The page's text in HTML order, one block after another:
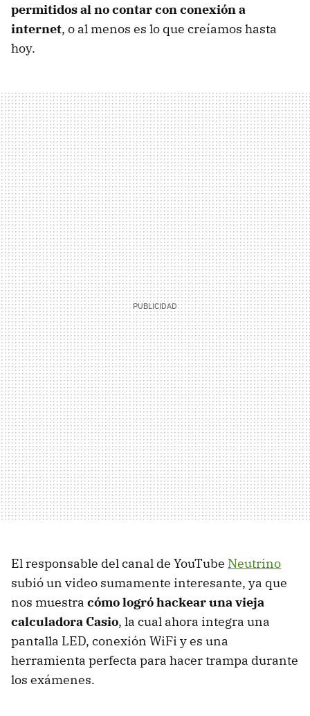
permitidos al no contar con conexión a
internet, o al menos es lo que creíamos hasta
hoy.
El responsable del canal de YouTube Neutrino
subió un video sumamente interesante, ya que
nos muestra cómo logró hackear una vieja
calculadora Casio, la cual ahora integra una
pantalla LED, conexión WiFi y es una
herramienta perfecta para hacer trampa durante
los exámenes.